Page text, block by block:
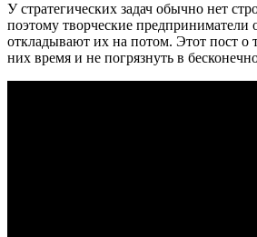
У стратегических задач обычно нет
поэтому творческие предприниматели
откладывают их на потом. Этот пост о
них время и не погрязнуть в